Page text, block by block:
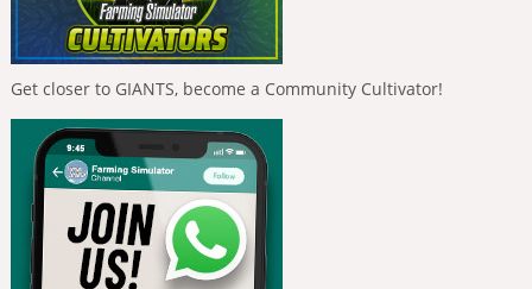
Get closer to GIANTS, become a Community Cultivator!